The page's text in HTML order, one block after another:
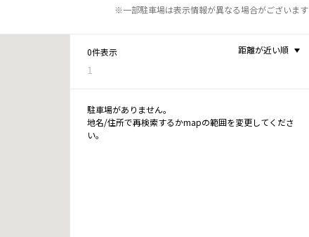
※一部駐車場は表示情報が異なる場合がございます
0件表示
1
距離が近い順
駐車場がありません。
地名/住所で再検索するかmapの範囲を変更してくださ
い。